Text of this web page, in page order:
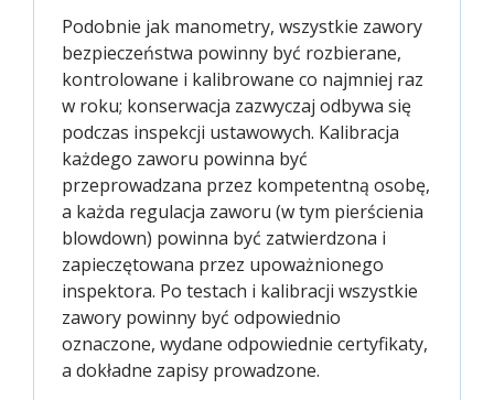
Podobnie jak manometry, wszystkie zawory
bezpieczeństwa powinny być rozbierane,
kontrolowane i kalibrowane co najmniej raz
w roku; konserwacja zazwyczaj odbywa się
podczas inspekcji ustawowych. Kalibracja
każdego zaworu powinna być
przeprowadzana przez kompetentną osobę,
a każda regulacja zaworu (w tym pierścienia
blowdown) powinna być zatwierdzona i
zapieczętowana przez upoważnionego
inspektora. Po testach i kalibracji wszystkie
zawory powinny być odpowiednio
oznaczone, wydane odpowiednie certyfikaty,
a dokładne zapisy prowadzone.